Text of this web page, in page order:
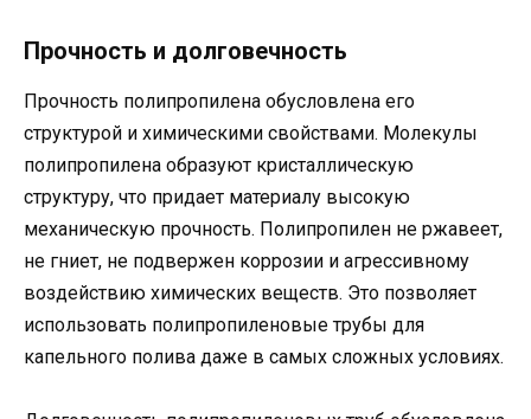
Прочность и долговечность
Прочность полипропилена обусловлена его
структурой и химическими свойствами. Молекулы
полипропилена образуют кристаллическую
структуру, что придает материалу высокую
механическую прочность. Полипропилен не ржавеет,
не гниет, не подвержен коррозии и агрессивному
воздействию химических веществ. Это позволяет
использовать полипропиленовые трубы для
капельного полива даже в самых сложных условиях.